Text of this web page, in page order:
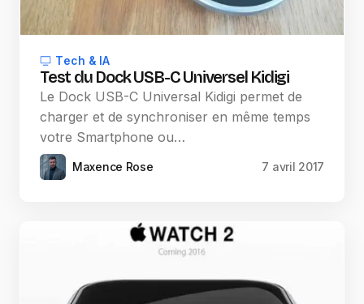
Tech & IA
Test du Dock USB-C Universel Kidigi
Le Dock USB-C Universal Kidigi permet de
charger et de synchroniser en même temps
votre Smartphone ou…
Maxence Rose 7 avril 2017